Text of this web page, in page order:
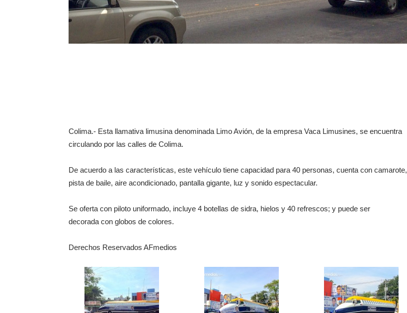
Colima.- Esta llamativa limusina denominada Limo Avión, de la empresa Vaca Limusines, se encuentra
circulando por las calles de Colima.
De acuerdo a las características, este vehículo tiene capacidad para 40 personas, cuenta con camarote,
pista de baile, aire acondicionado, pantalla gigante, luz y sonido espectacular.
Se oferta con piloto uniformado, incluye 4 botellas de sidra, hielos y 40 refrescos; y puede ser
decorada con globos de colores.
Derechos Reservados AFmedios